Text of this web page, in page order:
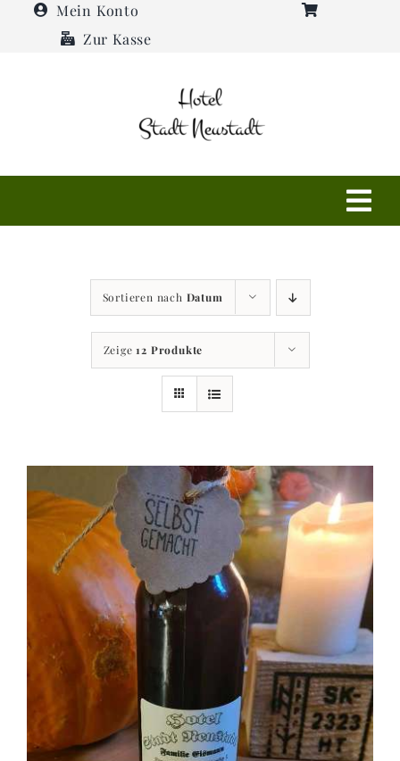
Mein Konto
Zur Kasse
Restaurant
Anfahrt + Kontakt
Sortieren nach Datum
Zeige12 Produkte